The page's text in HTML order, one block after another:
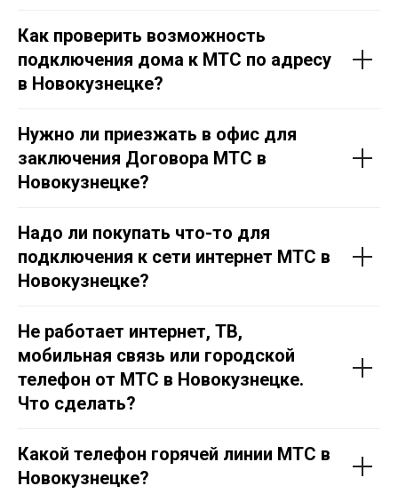
Как проверить возможность
подключения дома к МТС по адресу
в Новокузнецке?
Нужно ли приезжать в офис для
заключения Договора МТС в
Новокузнецке?
Надо ли покупать что-то для
подключения к сети интернет МТС в
Новокузнецке?
Не работает интернет, ТВ,
мобильная связь или городской
телефон от МТС в Новокузнецке.
Что сделать?
Какой телефон горячей линии МТС в
Новокузнецке?